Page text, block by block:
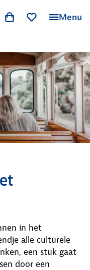
Menu
in het
alle culturele
een stuk gaat
door een